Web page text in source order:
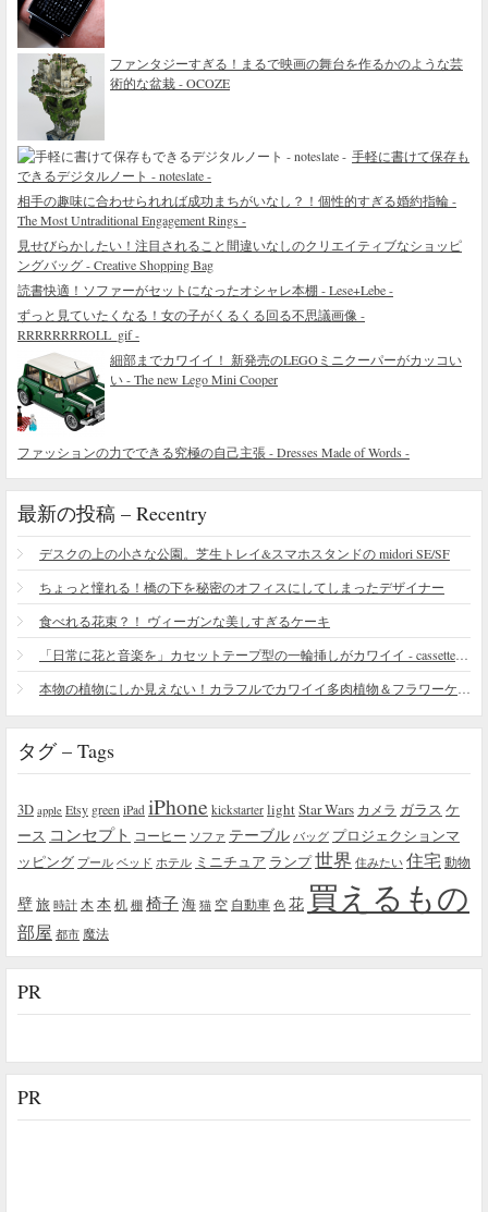
ファンタジーすぎる！まるで映画の舞台を作るかのような芸
術的な盆栽 - OCOZE
手軽に書けて保存も
できるデジタルノート - noteslate -
相手の趣味に合わせられれば成功まちがいなし？！個性的すぎる婚約指輪 -
The Most Untraditional Engagement Rings -
見せびらかしたい！注目されること間違いなしのクリエイティブなショッピ
ングバッグ - Creative Shopping Bag
読書快適！ソファーがセットになったオシャレ本棚 - Lese+Lebe -
ずっと見ていたくなる！女の子がくるくる回る不思議画像 -
RRRRRRRROLL_gif -
細部までカワイイ！ 新発売のLEGOミニクーパーがカッコい
い - The new Lego Mini Cooper
ファッションの力でできる究極の自己主張 - Dresses Made of Words -
最新の投稿 – Recentry
デスクの上の小さな公園。芝生トレイ&スマホスタンドの midori SE/SF
ちょっと憧れる！橋の下を秘密のオフィスにしてしまったデザイナー
食べれる花束？！ ヴィーガンな美しすぎるケーキ
タグ – Tags
3D apple Etsy green iPad iPhone kickstarter lightStar Wars カメラ ガラス ケ
ース コンセプト コーヒー ソファ テーブル バッグ プロジェクションマ
ッピング プール ベッド ホテル ミニチュア ランプ世界 住みたい 住宅 動物
壁旅 時計 木 本机 棚 椅子海 猫 空 自動車 色 花 買えるもの
部屋 都市 魔法
PR
PR